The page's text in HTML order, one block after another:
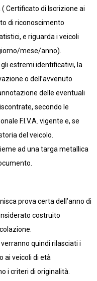
Certificato di Iscrizione ai
di riconoscimento
e riguarda i veicoli
mese/anno).
estremi identificativi, la
o dell’avvenuto
delle eventuali
secondo le
F.I.V.A. vigente e, se
del veicolo.
ad una targa metallica
prova certa dell’anno di
costruito
quindi rilasciati i
ai veicoli di età
i criteri di originalità.